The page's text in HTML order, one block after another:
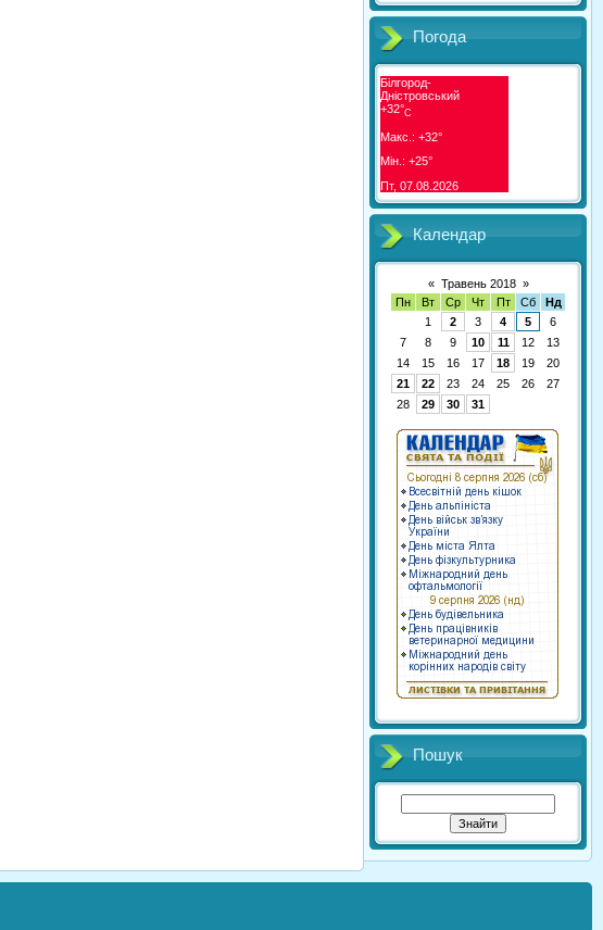
Погода
Білгород-
Дністровський
+32°C
Макс.: +32°
Мін.: +25°
Пт, 07.08.2026
Календар
« Травень 2018 »
Пн
Вт Ср Чт Пт Сб
Нд
1
2 3 4 5
6
7
8 9 10 11 12
13
14
15 16 17 18 19
20
21
22 23 24 25 26
27
28
29 30 31
Пошук